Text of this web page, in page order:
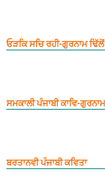
ਓੜਕਿ ਸਚਿ ਰਹੀ-ਗੁਰਨਾਮ ਢਿੱਲੋਂ
ਸਮਕਾਲੀ ਪੰਜਾਬੀ ਕਾਵਿ-
ਬਰਤਾਨਵੀ ਪੰਜਾਬੀ ਕਵਿਤਾ